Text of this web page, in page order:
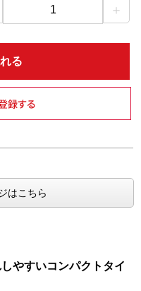
1 ＋
る
はこちら
やすいコンパクトタイ